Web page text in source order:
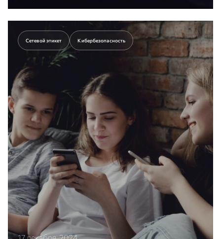
Единому общероссийскому телефону доверия для
исполнится 10 лет.
Перейти к статье
Сетевой этикет Кибербезопасность